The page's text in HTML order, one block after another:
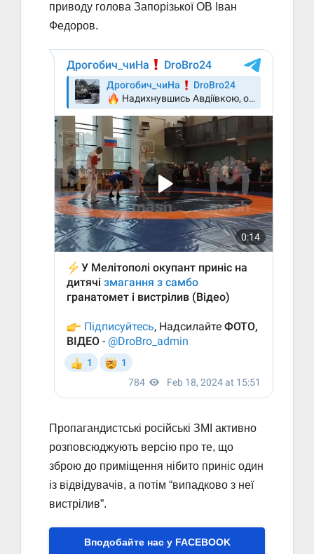
приводу голова Запорізької ОВ Іван
Федоров.
Пропагандистські російські ЗМІ активно
розповсюджують версію про те, що
зброю до приміщення нібито приніс один
із відвідувачів, а потім “випадково з неї
вистрілив”.
Вподобайте нас у FACEBOOK